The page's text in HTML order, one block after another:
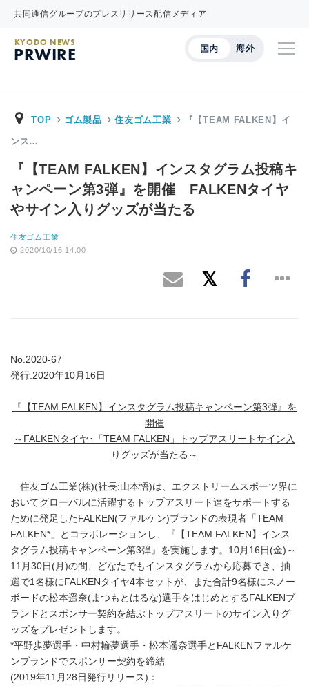
共同通信グループのプレスリリース配信メディア
国内 海外
KYODO NEWS
PRWIRE
TOP ゴム製品 住友ゴム工業 『【TEAM FALKEN】イ
ンス…
『【TEAM FALKEN】インスタグラム投稿キ
ャンペーン第3弾』を開催 FALKENタイヤ
やサイン入りグッズが当たる
住友ゴム工業
2020/10/16 14:00
No.2020-67
発行:2020年10月16日
『【TEAM FALKEN】インスタグラム投稿キャンペーン第3弾』を
開催
～ FALKENタイヤ･「TEAM FALKEN」トップアスリートサイン入
りグッズが当たる～
住友ゴム工業(株)(社長:山本悟)は、エクストリームスポーツ界に
おいてグローバルに活躍するトップアスリート達をサポートする
ために発足したFALKEN(ファルケン)ブランドの表現者「TEAM
FALKEN*」とコラボレーションし、『【TEAM FALKEN】インス
タグラム投稿キャンペーン第3弾』を実施します。10月16日(金)～
11月30日(月)の間、どなたでもインスタグラムから応募でき、抽
選で1名様にFALKENタイヤ4本セットが、また合計9名様にスノー
ボードの松本遥奈(まつもとはるな)選手をはじめとするFALKENブ
ランドとスポンサー契約を結ぶトップアスリートのサイン入りグ
ッズをプレゼントします。
*平野歩夢選手・中村輪夢選手・松本遥奈選手とFALKENファルケ
ンブランドでスポンサー契約を締結
(2019年11月28日発行リリース)：